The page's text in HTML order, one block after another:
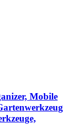
Mobile